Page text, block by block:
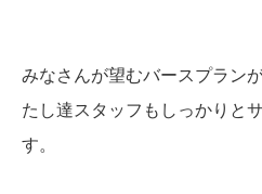
みなさんが望むバースプラン
たし達スタッフもしっかりと
す。